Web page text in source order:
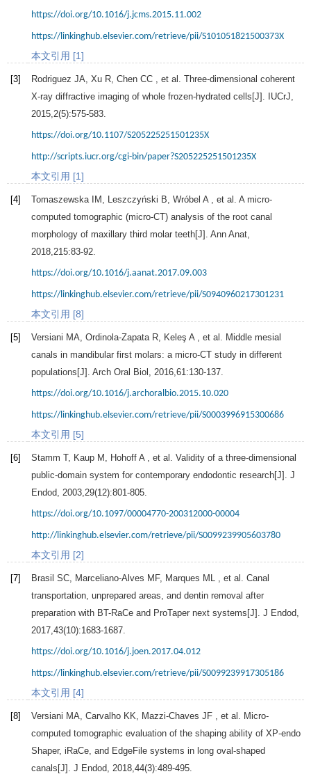
https://doi.org/10.1016/j.jcms.2015.11.002
https://linkinghub.elsevier.com/retrieve/pii/S101051821500373X
本文引用 [1]
[3] Rodriguez JA Xu R Chen CC , et al. Three-dimensional coherent
X-ray diffractive imaging of whole frozen-hydrated cells[J]. IUCrJ
2015 2(5):575-583.
https://doi.org/10.1107/S205225251501235X
http://scripts.iucr.org/cgi-bin/paper?S205225251501235X
本文引用 [1]
[4] Tomaszewska IM Leszczyński B Wróbel A , et al. A micro-
computed tomographic (micro-CT) analysis of the root canal
morphology of maxillary third molar teeth[J]. Ann Anat
2018 215:83-92.
https://doi.org/10.1016/j.aanat.2017.09.003
https://linkinghub.elsevier.com/retrieve/pii/S0940960217301231
本文引用 [8]
[5] Versiani MA Ordinola-Zapata R Keleş A , et al. Middle mesial
canals in mandibular first molars: a micro-CT study in different
populations[J]. Arch Oral Biol 2016 61 :130-137.
https://doi.org/10.1016/j.archoralbio.2015.10.020
https://linkinghub.elsevier.com/retrieve/pii/S0003996915300686
本文引用 [5]
[6] Stamm T, Kaup M Hohoff A , et al. Validity of a three-dimensional
public-domain system for contemporary endodontic research[J]. J
Endod 2003 29(12):801-805.
https://doi.org/10.1097/00004770-200312000-00004
http://linkinghub.elsevier.com/retrieve/pii/S0099239905603780
本文引用 [2]
[7] Brasil SC Marceliano-Alves MF, Marques ML
, et al. Canal
transportation, unprepared areas, and dentin removal after
preparation with BT-RaCe and ProTaper next systems[J]. J Endod
2017 43(10):1683-1687.
https://doi.org/10.1016/j.joen.2017.04.012
https://linkinghub.elsevier.com/retrieve/pii/S0099239917305186
本文引用 [4]
[8] Versiani MA Carvalho KK Mazzi-Chaves JF , et al. Micro-
computed tomographic evaluation of the shaping ability of XP-endo
Shaper, iRaCe, and EdgeFile systems in long oval-shaped
canals[J]. J Endod 2018 44(3):489-495.